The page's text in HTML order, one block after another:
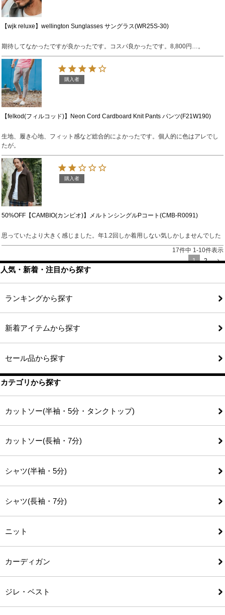
【wjk reluxe】wellington Sunglasses サングラス(WR25S-30)
期待してなかったですが良かったです。コスパ良かったです。8,800円…。
【felkod(フィルコッド)】Neon Cord Cardboard Knit Pants パンツ(F21W190)
購入者
生地、履き心地、フィット感など総合的によかったです。個人的に色はアレでし
たが。
50%OFF【CAMBIO(カンビオ)】メルトンシングルPコート(CMB-R0091)
購入者
思っていたより大きく感じました。年1.2回しか着用しない気しかしませんでした
17件中 1-10件表示
1
2
人気・新着・注目から探す
ランキングから探す
新着アイテムから探す
セール品から探す
カテゴリから探す
カットソー(半袖・5分・タンクトップ)
カットソー(長袖・7分)
シャツ(半袖・5分)
シャツ(長袖・7分)
ニット
カーディガン
ジレ・ベスト